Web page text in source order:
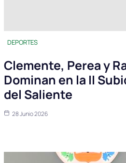
DEPORTES
Clemente, Perea y
Dominan en la II
del Saliente
28 Junio 2026